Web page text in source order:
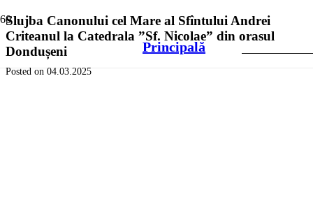
Principală
Slujba Canonului cel Mare al Sfîntului Andrei
Criteanul la Catedrala ”Sf. Nicolae” din orașul
Dondușeni
Posted on 04.03.2025